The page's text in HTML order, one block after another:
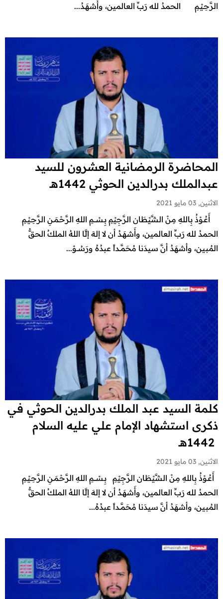
الرَّحِـيْـمِ الحمدُ لله رَبِّ العالمين، وأَشهَـدُ...
المحاضرة الرمضانية العشرون للسيد
عبدالملك بدرالدين الحوثي 1442هـ
الاثنين, 03 مايو 2021
أَعُـوْذُ بِاللهِ مِنْ الشَّيْطَان الرَّجِيْمِ بِـسْـــمِ اللهِ الرَّحْـمَـنِ الرَّحِـيْـمِ
الحمدُ لله رَبِّ العالمين، وأَشهَـدُ أن لا إلهَ إلَّا اللهُ الملكُ الحقُّ
المُبين، وأشهَدُ أنَّ سيدَنا مُحَمَّــداً عبدُهُ ورَسُــوْ...
كلمة السيد عبد الملك بدرالدين الحوثي في
ذكرى استشهاد الإمام علي عليه السلام
الاثنين, 03 مايو 2021
أَعُـوْذُ بِاللهِ مِنْ الشَّيْطَان الرَّجِيْمِ بِـسْـــمِ اللهِ الرَّحْـمَـنِ الرَّحِـيْـمِ
الحمدُ لله رَبِّ العالمين، وأَشهَـدُ أن لا إلهَ إلَّا اللهُ الملكُ الحقُّ
المُبين، وأشهَدُ أنَّ سيدَنا مُحَمَّــداً عبدُهُ...